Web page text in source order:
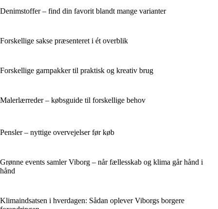
Denimstoffer – find din favorit blandt mange varianter
Forskellige sakse præsenteret i ét overblik
Forskellige garnpakker til praktisk og kreativ brug
Malerlærreder – købsguide til forskellige behov
Pensler – nyttige overvejelser før køb
Grønne events samler Viborg – når fællesskab og klima går hånd i
hånd
Klimaindsatsen i hverdagen: Sådan oplever Viborgs borgere